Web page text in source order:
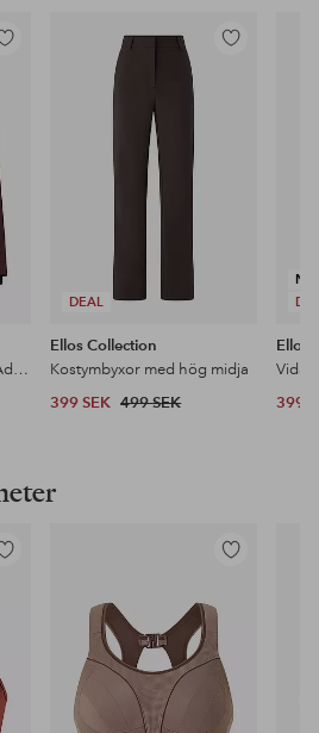
Parkas Padded Parka W Adjustable Waist
DEAL
Lägg
Ellos Collection
Kostymbyxor med hög midja
399 SEK 499 SEK
Ellos
399
Lägg
i